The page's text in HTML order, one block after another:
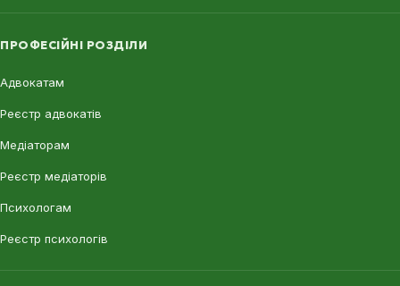
ПРОФЕСІЙНІ РОЗДІЛИ
Адвокатам
Реєстр адвокатів
Медіаторам
Реєстр медіаторів
Психологам
Реєстр психологів